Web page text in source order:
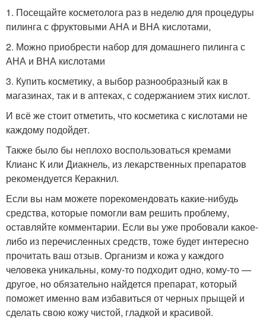
1. Посещайте косметолога раз в неделю для процедуры
пилинга с фруктовыми АНА и ВНА кислотами,
2. Можно приобрести набор для домашнего пилинга с
АНА и ВНА кислотами
3. Купить косметику, а выбор разнообразный как в
магазинах, так и в аптеках, с содержанием этих кислот.
И всё же стоит отметить, что косметика с кислотами не
каждому подойдет.
Также было бы неплохо воспользоваться кремами
Клианс К или Диакнель, из лекарственных препаратов
рекомендуется Керакнил.
Если вы нам можете порекомендовать какие-нибудь
средства, которые помогли вам решить проблему,
оставляйте комментарии. Если вы уже пробовали какое-
либо из перечисленных средств, тоже будет интересно
прочитать ваш отзыв. Организм и кожа у каждого
человека уникальны, кому-то подходит одно, кому-то —
другое, но обязательно найдется препарат, который
поможет именно вам избавиться от черных прыщей и
сделать свою кожу чистой, гладкой и красивой.